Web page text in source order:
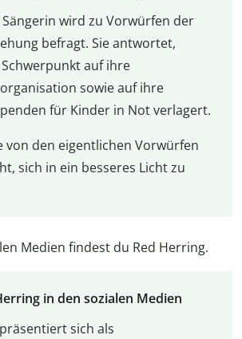
wird zu Vorwürfen der
befragt. Sie antwortet,
auf ihre
sowie auf ihre
für Kinder in Not verlagert.
von den eigentlichen Vorwürfen
sich in ein besseres Licht zu
Medien findest du Red Herring.
in den sozialen Medien
sich als